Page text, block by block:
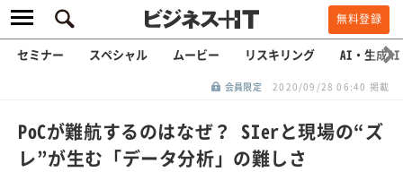
無料登録
セミナー スペシャル ムービー リスキリング AI・生成AI
会員限定 2020/09/28 06:40 掲載
PoCが難航するのはなぜ？ SIerと現場の“ズ
レ”が生む「データ分析」の難しさ